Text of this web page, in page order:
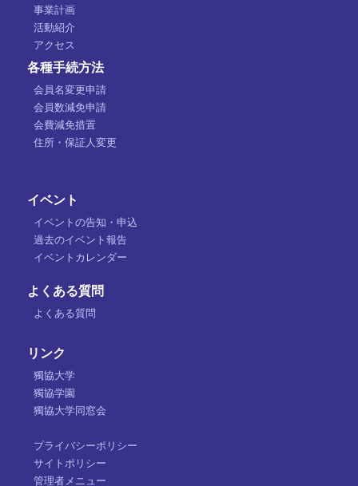
事業計画
活動紹介
アクセス
各種手続方法
会員名変更申請
会員数減免申請
会費減免措置
住所・保証人変更
イベント
イベントの告知・申込
過去のイベント報告
イベントカレンダー
よくある質問
よくある質問
リンク
獨協大学
獨協学園
獨協大学同窓会
プライバシーポリシー
サイトポリシー
管理者メニュー